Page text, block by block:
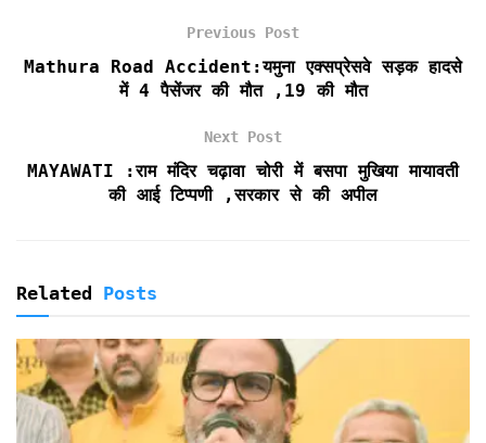
k
p
r
i
e
d
l
y
Previous Post
Mathura Road Accident:यमुना एक्सप्रेसवे सड़क हादसे
में 4 पैसेंजर की मौत ,19 की मौत
Next Post
MAYAWATI :राम मंदिर चढ़ावा चोरी में बसपा मुखिया मायावती
की आई टिप्पणी ,सरकार से की अपील
Related Posts